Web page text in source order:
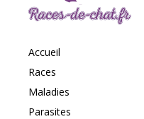
Accueil
Races
Maladies
Parasites